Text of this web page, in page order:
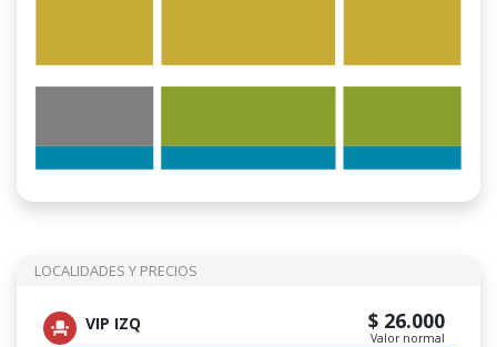
LOCALIDADES Y PRECIOS
VIP IZQ $ 26.000
Valor normal